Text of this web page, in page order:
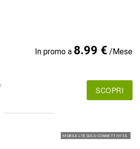
In promo a 8.99 €/Mese
SCOPRI
MOBILE LTE SOLO CONNETTIVITÀ